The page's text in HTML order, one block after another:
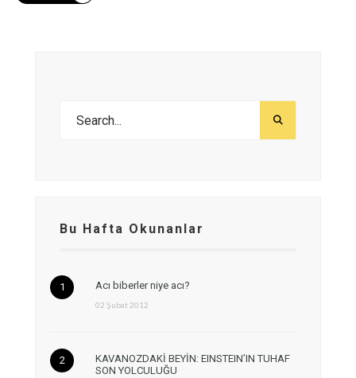
Bu Hafta Okunanlar
Acı biberler niye acı?
02 Şubat 2012
KAVANOZDAKİ BEYİN: EINSTEIN’IN TUHAF
SON YOLCULUĞU